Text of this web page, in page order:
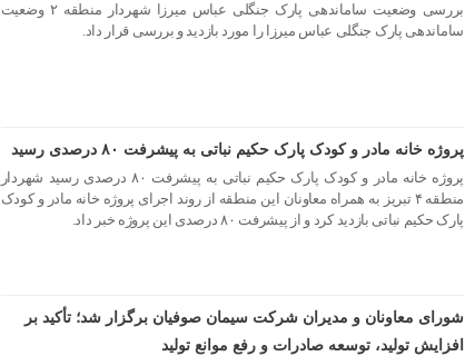
بررسی وضعیت ساماندهی پارک جنگلی عباس میرزا شهردار منطقه ۲ وضعیت
ساماندهی پارک جنگلی عباس میرزا را مورد بازدید و بررسی قرار داد.
پروژه خانه مادر و کودک پارک حکیم نباتی به پیشرفت ۸۰ درصدی رسید
پروژه خانه مادر و کودک پارک حکیم نباتی به پیشرفت ۸۰ درصدی رسید شهردار
منطقه ۴ تبریز به همراه معاونان این منطقه از روند اجرای پروژه خانه مادر و کودک
پارک حکیم نباتی بازدید کرد و از پیشرفت ۸۰ درصدی این پروژه خبر داد.
شورای معاونان و مدیران شرکت سیمان صوفیان برگزار شد؛ تأکید بر
افزایش تولید، توسعه صادرات و رفع موانع تولید